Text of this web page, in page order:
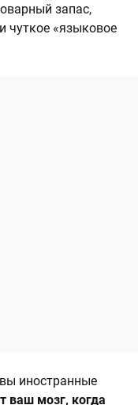
запас,
чуткое «языковое
вы иностранные
ваш мозг, когда